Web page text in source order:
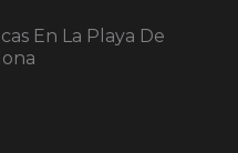
En La Playa De